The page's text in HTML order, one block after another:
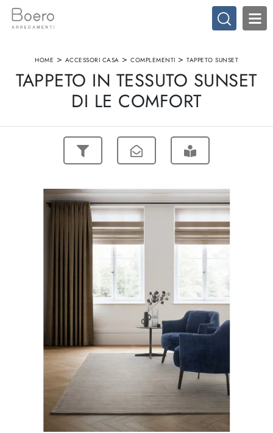
HOME > ACCESSORI CASA > COMPLEMENTI > TAPPETO SUNSET
TAPPETO IN TESSUTO SUNSET
DI LE COMFORT